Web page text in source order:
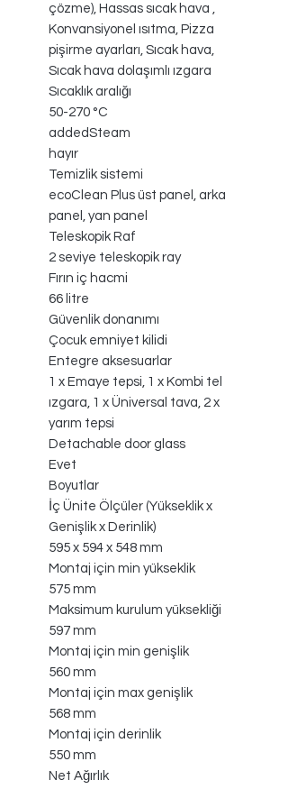
çözme), Hassas sıcak hava ,
Konvansiyonel ısıtma, Pizza
pişirme ayarları, Sıcak hava,
Sıcak hava dolaşımlı ızgara
Sıcaklık aralığı
50-270 °C
addedSteam
hayır
Temizlik sistemi
ecoClean Plus üst panel, arka
panel, yan panel
Teleskopik Raf
2 seviye teleskopik ray
Fırın iç hacmi
66 litre
Güvenlik donanımı
Çocuk emniyet kilidi
Entegre aksesuarlar
1 x Emaye tepsi, 1 x Kombi tel
ızgara, 1 x Üniversal tava, 2 x
yarım tepsi
Detachable door glass
Evet
Boyutlar
İç Ünite Ölçüler (Yükseklik x
Genişlik x Derinlik)
595 x 594 x 548 mm
Montaj için min yükseklik
575 mm
Maksimum kurulum yüksekliği
597 mm
Montaj için min genişlik
560 mm
Montaj için max genişlik
568 mm
Montaj için derinlik
550 mm
Net Ağırlık